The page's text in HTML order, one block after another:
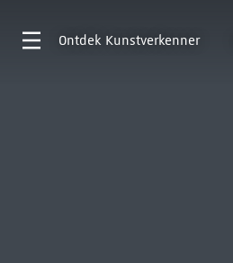
Ontdek Kunstverkenner